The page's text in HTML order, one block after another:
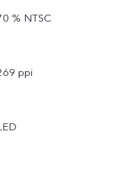
% NTSC
ppi